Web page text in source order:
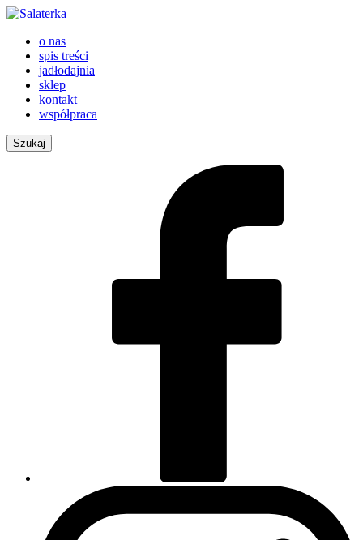
o nas
spis treści
jadłodajnia
sklep
kontakt
współpraca
Szukaj